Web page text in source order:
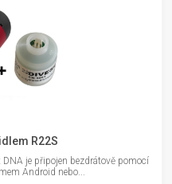
R22S
je připojen bezdrátově pomocí
Android nebo...